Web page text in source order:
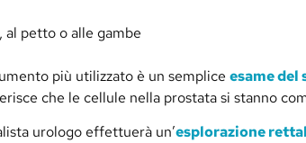
al petto o alle gambe
più utilizzato è un semplice esame del
che le cellule nella prostata si stanno
urologo effettuerà un’esplorazione